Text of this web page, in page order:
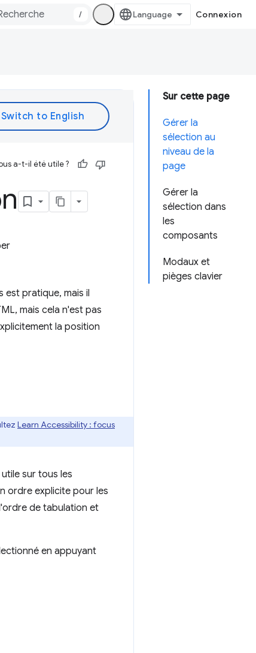
/ Connexion
Sur cette page
Gérer la
sélection au
niveau de la
page
Gérer la
sélection dans
les
composants
Modaux et
pièges clavier
a-t-il été utile ?
est pratique, mais il
mais cela n'est pas
la position
Learn Accessibility : focus
sur tous les
ordre explicite pour les
de tabulation et
en appuyant